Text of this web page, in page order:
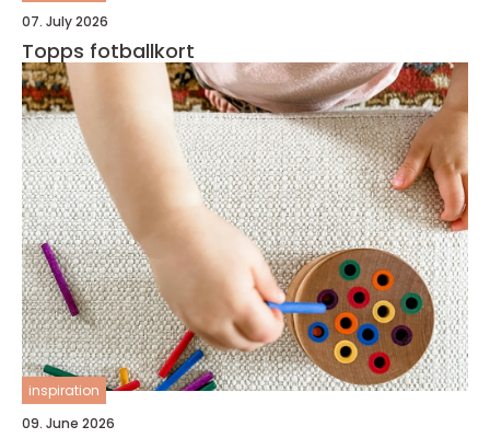
07. July 2026
Topps fotballkort
inspiration
09. June 2026